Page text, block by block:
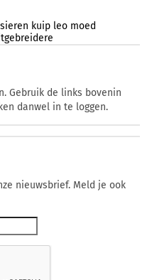
kuip leo moed
Gebruik de links bovenin
danwel in te loggen.
nieuwsbrief. Meld je ook